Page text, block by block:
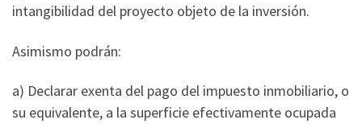
intangibilidad del proyecto objeto de la inversión.
Asimismo podrán:
a) Declarar exenta del pago del impuesto inmobiliario, o
su equivalente, a la superficie efectivamente ocupada